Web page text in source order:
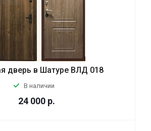
дверь в Шатуре ВЛД 018
В наличии
24 000 р.